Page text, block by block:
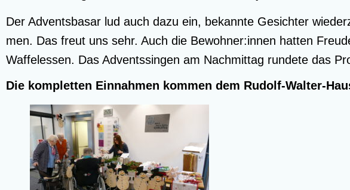
Der Advents­ba­sar lud auch dazu ein, bekann­te Gesich­ter
men. Das freut uns sehr. Auch die Bewohner:innen hat­ten
Waf­fel­es­sen. Das Advents­sin­gen am Nach­mit­tag run­de­te das
Die kom­plet­ten Ein­nah­men kom­men dem Rudolf-Wal­ter-